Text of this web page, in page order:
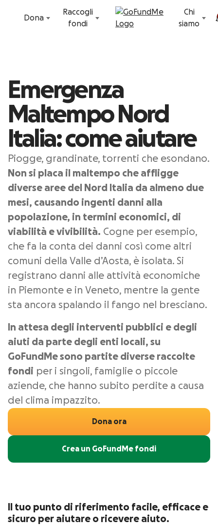
Vai al contenuto
Dona
Raccogli
fondi
Chi
siamo
Emergenza
Maltempo Nord
Italia: come aiutare
Piogge, grandinate, torrenti che esondano.
Non si placa il maltempo che affligge
diverse aree del Nord Italia da almeno due
mesi, causando ingenti danni alla
popolazione, in termini economici, di
viabilità e vivibilità. Cogne per esempio,
che fa la conta dei danni così come altri
comuni della Valle d’Aosta, è isolata. Si
registrano danni alle attività economiche
in Piemonte e in Veneto, mentre la gente
sta ancora spalando il fango nel bresciano.
In attesa degli interventi pubblici e degli
aiuti da parte degli enti locali, su
GoFundMe sono partite diverse raccolte
fondi per i singoli, famiglie o piccole
aziende, che hanno subito perdite a causa
del clima impazzito.
Dona ora
Crea un GoFundMe fondi
Il tuo punto di riferimento facile, efficace e
sicuro per aiutare o ricevere aiuto.